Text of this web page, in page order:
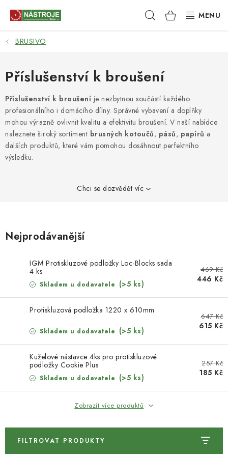
Hledat NÁKUPNÍ
KOŠÍK
NÁSTROJE
AKCE
BRUSIVO
ELEKTRONÁŘADÍ
LEPENÍ A SPOJOVÁNÍ
KONTAKTY
STROJE DO DÍLNY
NÁSTROJE PRO STOLAŘE
NÁSTROJE PRO OPRACOVÁNÍ KOVU
NÁSTROJE PRO ŘEZÁNÍ DŘEVA
POTŘEBUJI DOBRÝ STROJ
BRUSIVO
Příslušenství k broušení
Příslušenství k broušení je nezbytnou součástí každého
profesionálního i domácího dílny. Správné vybavení a doplňky
mohou výrazně ovlivnit kvalitu a efektivitu broušení. V naší nabídce
naleznete široký sortiment brusných kotoučů, pásů, papírů a
dalších produktů, které vám pomohou dosáhnout perfektního
výsledku.
Chci se dozvědět víc
Nejprodávanější
IGM Protiskluzové podložky Loc-Blocks sada
4 ks
Skladem u dodavatele (>5 ks)
469 Kč
446 Kč
Protiskluzová podložka 1220 x 610mm
Skladem u dodavatele (>5 ks)
647 Kč
615 Kč
Kuželové nástavce 4ks pro protiskluzové
podložky Cookie Plus
Skladem u dodavatele (>5 ks)
257 Kč
185 Kč
Zobrazit více produktů
FILTROVAT PRODUKTY